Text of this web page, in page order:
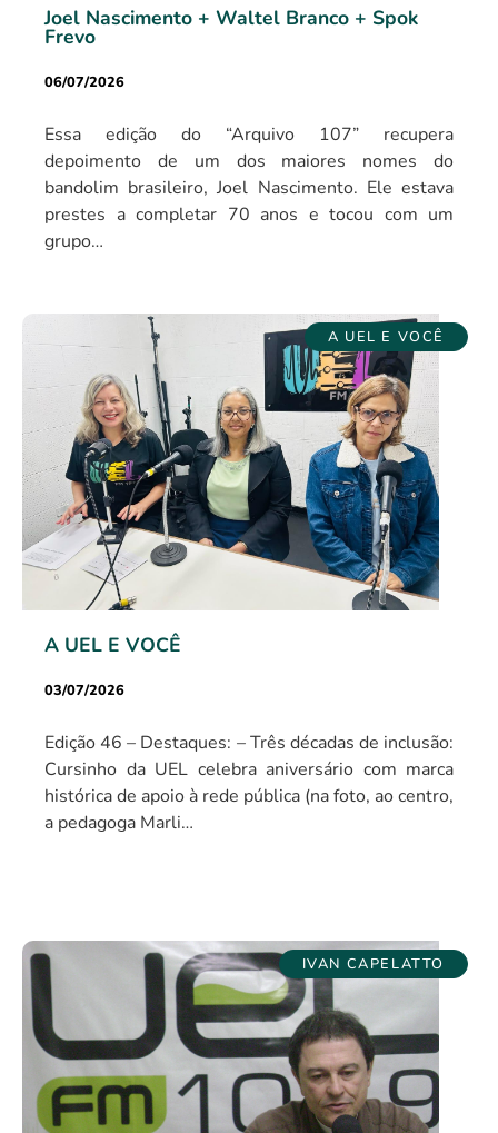
Joel Nascimento + Waltel Branco + Spok
Frevo
06/07/2026
Essa edição do “Arquivo 107” recupera
depoimento de um dos maiores nomes do
bandolim brasileiro, Joel Nascimento. Ele estava
prestes a completar 70 anos e tocou com um
grupo…
A UEL E VOCÊ
A UEL E VOCÊ
03/07/2026
Edição 46 – Destaques: – Três décadas de inclusão:
Cursinho da UEL celebra aniversário com marca
histórica de apoio à rede pública (na foto, ao centro,
a pedagoga Marli…
IVAN CAPELATTO